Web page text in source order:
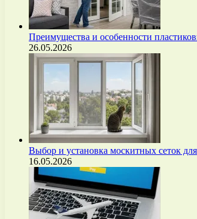
Преимущества и особенности
26.05.2026
Выбор и установка москитных сеток
16.05.2026